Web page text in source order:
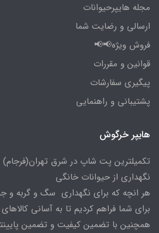
مجله هایپرحیوانات
ارسالی و رضایت شما
فروش ویژه📢📢
قوانین و مقررات
پیگیری سفارشات
پشتیبانی و راهنمایی
هایپر خرگوش
تکمیلترین پت شاپ در شرق
نگهداری از حیوانات خانگی
هر انچه که برای نگهداری سگ و گربه و
برای شما فراهم کردیم تا به آسانی
همچنین با تضمین کیفیت و تضمین